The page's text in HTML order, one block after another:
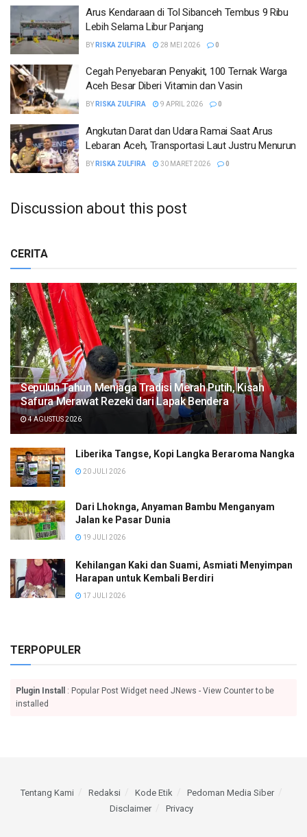
Arus Kendaraan di Tol Sibanceh Tembus 9 Ribu
Lebih Selama Libur Panjang
BY RISKA ZULFIRA 28 MEI 2026 0
Cegah Penyebaran Penyakit, 100 Ternak Warga
Aceh Besar Diberi Vitamin dan Vasin
BY RISKA ZULFIRA 9 APRIL 2026 0
Angkutan Darat dan Udara Ramai Saat Arus
Lebaran Aceh, Transportasi Laut Justru Menurun
BY RISKA ZULFIRA 30 MARET 2026 0
Discussion about this post
CERITA
Sepuluh Tahun Menjaga Tradisi Merah Putih, Kisah
Safura Merawat Rezeki dari Lapak Bendera
4 AGUSTUS 2026
Liberika Tangse, Kopi Langka Beraroma Nangka
20 JULI 2026
Dari Lhoknga, Anyaman Bambu Menganyam
Jalan ke Pasar Dunia
19 JULI 2026
Kehilangan Kaki dan Suami, Asmiati Menyimpan
Harapan untuk Kembali Berdiri
17 JULI 2026
TERPOPULER
Plugin Install
: Popular Post Widget need JNews - View Counter to be
installed
Tentang Kami Redaksi Kode Etik
Pedoman Media Siber
Disclaimer
Privacy